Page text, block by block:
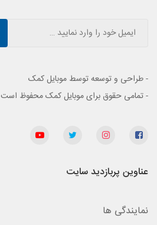
- طراحی و توسعه توسط موبایل کمک
- تمامی حقوق برای موبایل کمک محفوظ است
عناوین پربازدید سایت
نمایندگی ها